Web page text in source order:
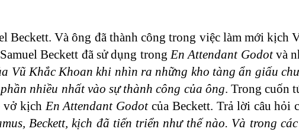
Beckett. Và ông đã thành công trong việc làm mới kịch
Beckett đã sử dụng trong En Attendant Godotvà
Vũ Khắc Khoan khi nhìn ra những kho tàng ẩn giấu
nhiều nhất vào sự thành công của ông. Trong cuốn
vở kịch En Attendant Godotcủa Beckett. Trả lời câu hỏi
Beckett, kịch đã tiến triển như thế nào. Và trong